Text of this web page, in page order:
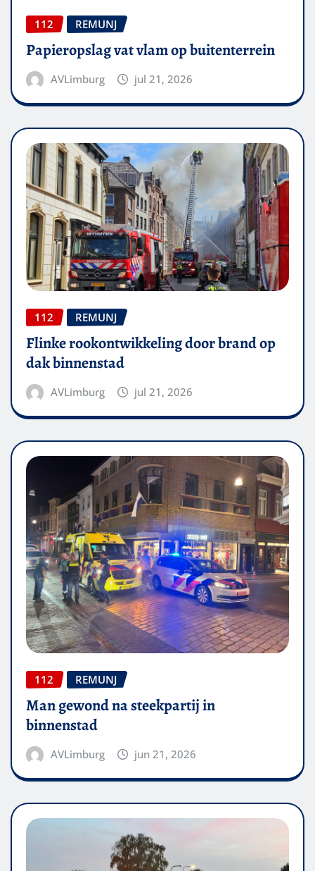
112 REMUNJ
Papieropslag vat vlam op buitenterrein
AVLimburg jul 21, 2026
112 REMUNJ
Flinke rookontwikkeling door brand op
dak binnenstad
AVLimburg jul 21, 2026
112 REMUNJ
Man gewond na steekpartij in
binnenstad
AVLimburg jun 21, 2026